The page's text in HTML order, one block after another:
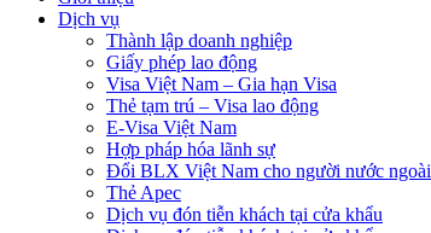
Dịch vụ
Thành lập doanh nghiệp
Giấy phép lao động
Visa Việt Nam – Gia hạn Visa
Thẻ tạm trú – Visa lao động
E-Visa Việt Nam
Hợp pháp hóa lãnh sự
Đổi BLX Việt Nam cho người nước ngoài
Thẻ Apec
Dịch vụ đón tiễn khách tại cửa khẩu